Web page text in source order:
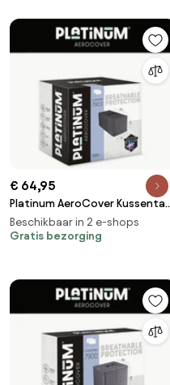
€ 64,95
Platinum AeroCover Kussentas
200x75xH60
Beschikbaar in 2 e-shops
Gratis bezorging